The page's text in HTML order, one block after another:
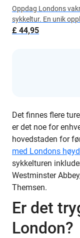
Oppdag Londons
sykkeltur. En unik
£ 44,95
Det finnes flere
er det noe for
hovedstaden for
med Londons
sykkelturen
Westminster
Themsen.
Er det
London?